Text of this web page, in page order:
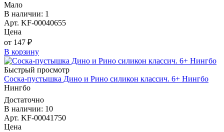
Мало
В наличии: 1
Арт. KF-00040655
Цена
от 147 ₽
В корзину
Быстрый просмотр
Соска-пустышка Дино и Рино силикон классич. 6+ Нингбо
Нингбо
Достаточно
В наличии: 10
Арт. KF-00041750
Цена